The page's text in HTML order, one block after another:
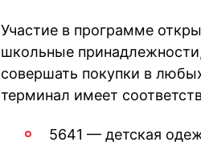
Участие в программе
школьные
совершать покупки в
терминал имеет
5641 — детская